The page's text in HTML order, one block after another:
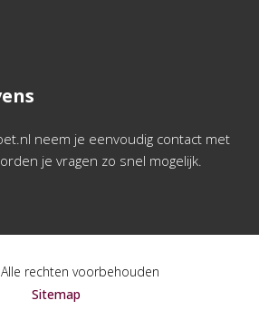
neem je eenvoudig contact met
je vragen zo snel mogelijk.
rechten voorbehouden
Sitemap